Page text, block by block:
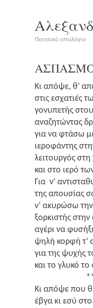
Ποιητικό ιστολόγιο
Κι από­ψε, θ’
στις εσχα­τιές
γονυ­πε­τής
ανα­ζη­τώ­ντας
για να φτά­σω
ιερο­φά­ντης
λει­τουρ­γός
και στο ιερό
Για ν‘
της απου­σί­ας
ν’ ακυ­ρώ­σω
ξορ­κι­στής
αγέ­ρι να
ψηλή κορ­φή τ’
για της ψυχής
και το γλυ­κό
Κι από­ψε που
έβγα κι εσύ